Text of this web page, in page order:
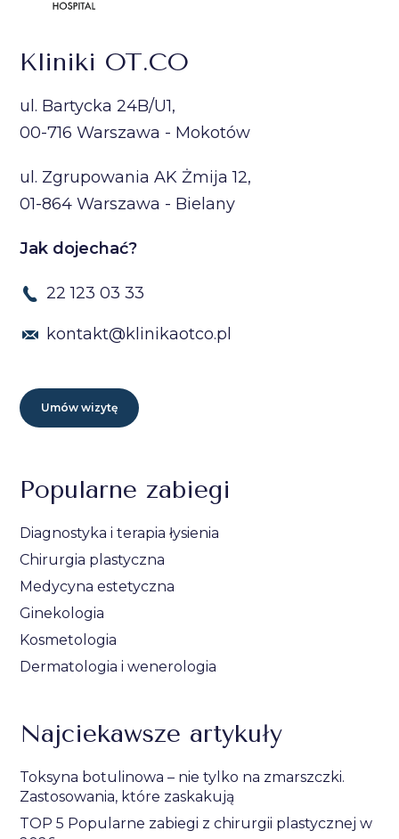
Kliniki OT.CO
ul. Bartycka 24B/U1,
00-716 Warszawa - Mokotów
ul. Zgrupowania AK Żmija 12,
01-864 Warszawa - Bielany
Jak dojechać?
22 123 03 33
kontakt@klinikaotco.pl
Umów wizytę
Popularne zabiegi
Diagnostyka i terapia łysienia
Chirurgia plastyczna
Medycyna estetyczna
Ginekologia
Kosmetologia
Dermatologia i wenerologia
Najciekawsze artykuły
Toksyna botulinowa – nie tylko na zmarszczki.
Zastosowania, które zaskakują
TOP 5 Popularne zabiegi z chirurgii plastycznej w